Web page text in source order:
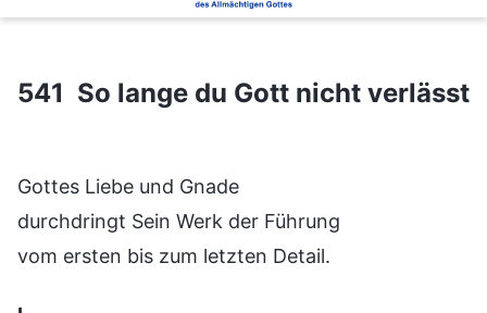
541 So lange du Gott nicht verlässt
Gottes Liebe und Gnade
durchdringt Sein Werk der Führung
vom ersten bis zum letzten Detail.